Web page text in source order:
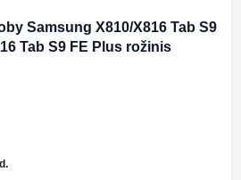
Samsung X810/X816 Tab S9
Tab S9 FE Plus rožinis